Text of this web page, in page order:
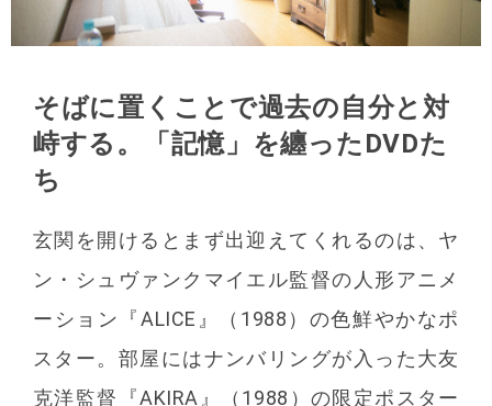
そばに置くことで過去の自分と対
峙する。
「記憶」を纏ったDVDた
ち
玄関を開けるとまず出迎えてくれるのは、ヤ
ン・シュヴァンクマイエル監督の人形アニメ
ーション『ALICE』（1988）の色鮮やかなポ
スター。部屋にはナンバリングが入った大友
克洋監督『AKIRA』（1988）の限定ポスター